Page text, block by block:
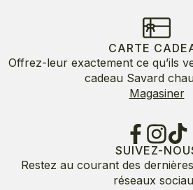
CARTE
Offrez-leur exactement ce qu’ils
cadeau Savard
Magasiner
SUIVEZ-
Restez au courant des
réseaux